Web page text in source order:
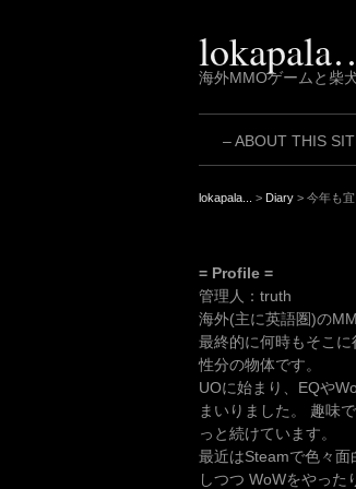
海外MMOゲームと柴
– ABOUT THIS
lokapala... > Diary > 今年も
= Profile =
管理人：truth
海外(主に英語圏)の
最終的に何時もそこに
性分の物体です。
UOに始まり、EQや
まいりました。 趣味
っと続けています。
最近はSteamで色々面
しつつ WoWをやった